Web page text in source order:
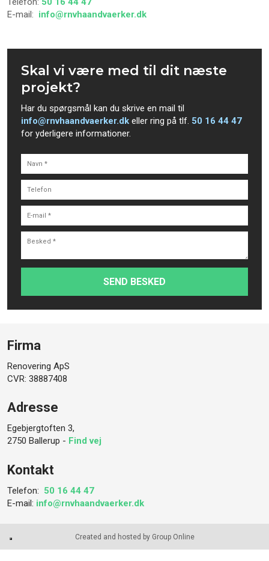
E-mail: ​ info@rnvhaandvaerker.dk
​Skal vi være med til dit næste
projekt?
Har du spørgsmål kan du skrive en mail til
info@rnvhaandvaerker.dkeller ring på tlf. 50 16 44 47
for yderligere informationer.​
Firma
Renovering ApS
CVR: 38887408
Adresse
Egebjergtoften 3,
2750 Ballerup - Find vej
Kontakt
Telefon: ​ 50 16 44 47
E-mail: info@rnvhaandvaerker.dk
Created and hosted by Group Online